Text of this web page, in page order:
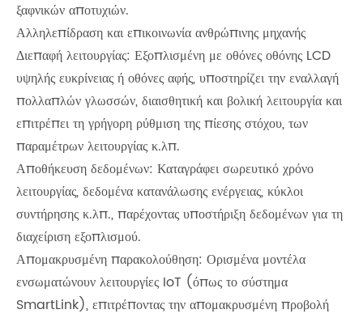
ξαφνικών αποτυχιών.
Αλληλεπίδραση και επικοινωνία ανθρώπινης μηχανής
Διεπαφή λειτουργίας: Εξοπλισμένη με οθόνες οθόνης LCD
υψηλής ευκρίνειας ή οθόνες αφής, υποστηρίζει την εναλλαγή
πολλαπλών γλωσσών, διαισθητική και βολική λειτουργία και
επιτρέπει τη γρήγορη ρύθμιση της πίεσης στόχου, των
παραμέτρων λειτουργίας κ.λπ.
Αποθήκευση δεδομένων: Καταγράφει σωρευτικό χρόνο
λειτουργίας, δεδομένα κατανάλωσης ενέργειας, κύκλοι
συντήρησης κ.λπ., παρέχοντας υποστήριξη δεδομένων για τη
διαχείριση εξοπλισμού.
Απομακρυσμένη παρακολούθηση: Ορισμένα μοντέλα
ενσωματώνουν λειτουργίες IoT (όπως το σύστημα
SmartLink), επιτρέποντας την απομακρυσμένη προβολή